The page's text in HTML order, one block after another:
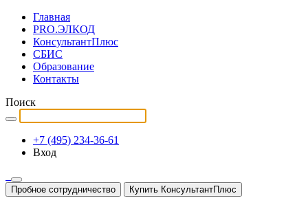
Главная
PRO.ЭЛКОД
КонсультантПлюс
СБИС
Образование
Контакты
Поиск
+7 (495) 234-36-61
Вход
Пробное сотрудничество Купить КонсультантПлюс